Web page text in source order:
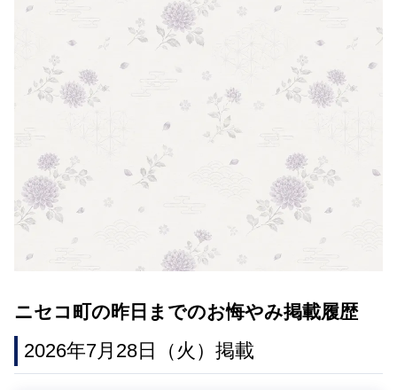
ニセコ町の昨日までのお悔やみ掲載履歴
2026年7月28日（火）掲載